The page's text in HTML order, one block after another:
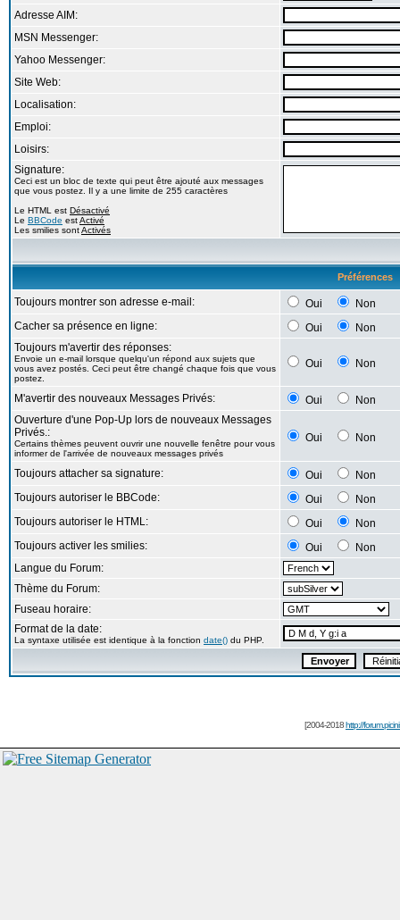
Adresse AIM:
MSN Messenger:
Yahoo Messenger:
Site Web:
Localisation:
Emploi:
Loisirs:
Signature:
Ceci est un bloc de texte qui peut être ajouté aux messages
que vous postez. Il y a une limite de 255 caractères
Le HTML est Désactivé
Le BBCode estActivé
Les smilies sontActivés
Préférences
Toujours montrer son adresse e-mail: Oui
Non
Cacher sa présence en ligne:
Oui
Non
Toujours m'avertir des réponses:
Envoie un e-mail lorsque quelqu'un répond aux sujets que
vous avez postés. Ceci peut être changé chaque fois que vous
postez.
Oui Non
M'avertir des nouveaux Messages Privés: Oui
Non
Ouverture d'une Pop-Up lors de nouveaux Messages
Privés.:
Certains thèmes peuvent ouvrir une nouvelle fenêtre pour vous
informer de l'arrivée de nouveaux messages privés
Oui Non
Toujours attacher sa signature: Oui
Non
Toujours autoriser le BBCode:
Oui
Non
Toujours autoriser le HTML:
Oui
Non
Toujours activer les smilies:
Oui
Non
Langue du Forum:
Thème du Forum:
Fuseau horaire:
Format de la date:
La syntaxe utilisée est identique à la fonction date() du PHP.
[2004-2018http://